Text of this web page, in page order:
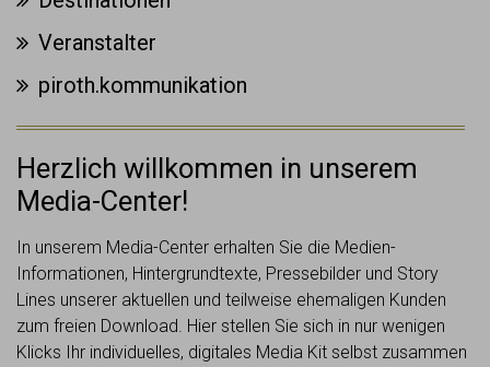
Veranstalter
piroth.kommunikation
Herzlich willkommen in unserem
Media-Center!
In unserem Media-Center erhalten Sie die Medien-
Informationen, Hintergrundtexte, Pressebilder und Story
Lines unserer aktuellen und teilweise ehemaligen Kunden
zum freien Download. Hier stellen Sie sich in nur wenigen
Klicks Ihr individuelles, digitales Media Kit selbst zusammen